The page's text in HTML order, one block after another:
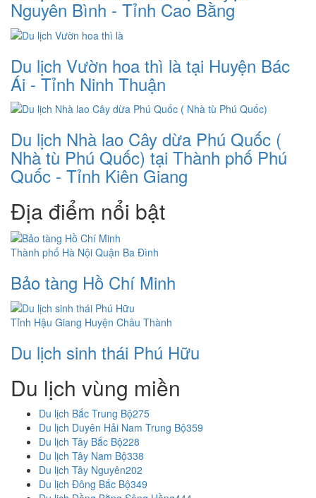
Nguyên Bình - Tỉnh Cao Bằng
Du lịch Vườn hoa thì là tại Huyện Bác
Ái - Tỉnh Ninh Thuận
Du lịch Nhà lao Cây dừa Phú Quốc (
Nhà tù Phú Quốc) tại Thành phố Phú
Quốc - Tỉnh Kiên Giang
Địa điểm nổi bật
Thành phố Hà Nội Quận Ba Đình
Bảo tàng Hồ Chí Minh
Tỉnh Hậu Giang Huyện Châu Thành
Du lịch sinh thái Phú Hữu
Du lịch vùng miền
Du lịch Bắc Trung Bộ275
Du lịch Duyên Hải Nam Trung Bộ359
Du lịch Tây Bắc Bộ228
Du lịch Tây Nam Bộ338
Du lịch Tây Nguyên202
Du lịch Đông Bắc Bộ349